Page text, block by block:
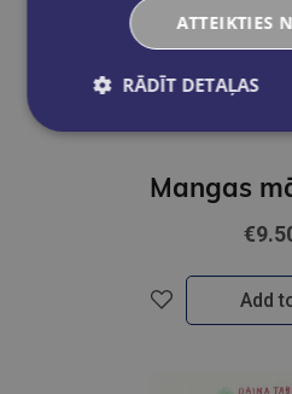
New
Add
ATTEIKTIES
RĀDĪT DETAĻAS